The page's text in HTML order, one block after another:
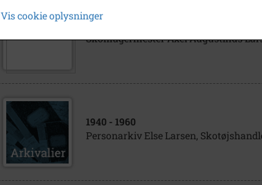
1960
Skomagermester Axel Augustinus
1940 - 1960
Personarkiv Else Larsen,
Vis cookie oplysninger